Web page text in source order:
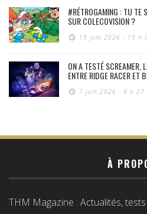
#RÉTROGAMING : TU TE
SUR COLECOVISION ?
19 juin 2026 - 19 h
ON A TESTÉ SCREAMER,
ENTRE RIDGE RACER ET
7 juin 2026 - 9 h 27
À
THM Magazine : Actualités,